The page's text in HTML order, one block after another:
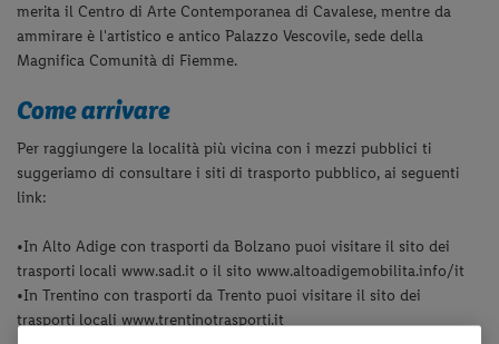
merita il Centro di Arte Contemporanea di Cavalese, mentre da
ammirare è l'artistico e antico Palazzo Vescovile, sede della
Magnifica Comunità di Fiemme.
Come arrivare
Per raggiungere la località più vicina con i mezzi pubblici ti
suggeriamo di consultare i siti di trasporto pubblico, ai seguenti
link:
•In Alto Adige con trasporti da Bolzano puoi visitare il sito dei
trasporti locali www.sad.it o il sito www.altoadigemobilita.info/it
•In Trentino con trasporti da Trento puoi visitare il sito dei
trasporti locali www.trentinotrasporti.it